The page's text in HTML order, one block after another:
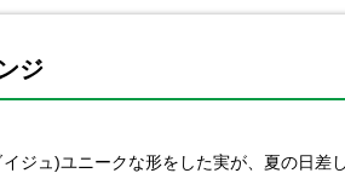
ジ
ジュ)ユニークな形をした実が、夏の日差